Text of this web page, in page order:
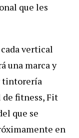
que les
vertical
una marca y
tintorería
de fitness, Fit
que se
en